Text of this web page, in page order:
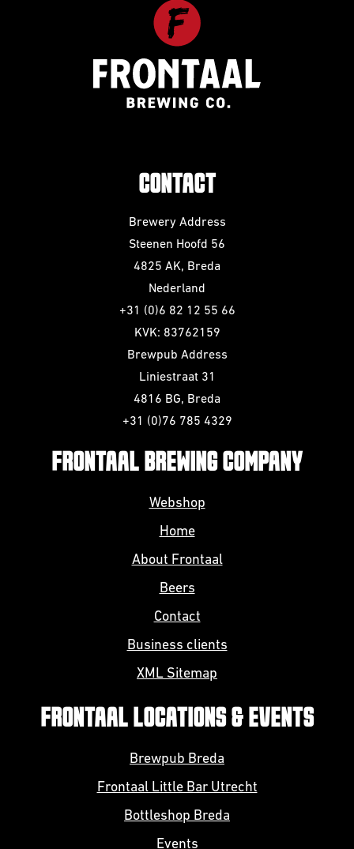
CONTACT
Brewery Address
Steenen Hoofd 56
4825 AK, Breda
Nederland
+31 (0)6 82 12 55 66
KVK: 83762159
Brewpub Address
Liniestraat 31
4816 BG, Breda
+31 (0)76 785 4329
FRONTAAL BREWING COMPANY
Webshop
Home
About Frontaal
Beers
Contact
Business clients
XML Sitemap
FRONTAAL LOCATIONS & EVENTS
Brewpub Breda
Frontaal Little Bar Utrecht
Bottleshop Breda
Events